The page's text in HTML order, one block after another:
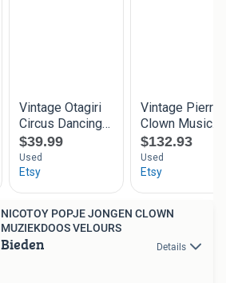
NICOTOY POPJE JONGEN CLOWN
MUZIEKDOOS VELOURS
Bieden Details